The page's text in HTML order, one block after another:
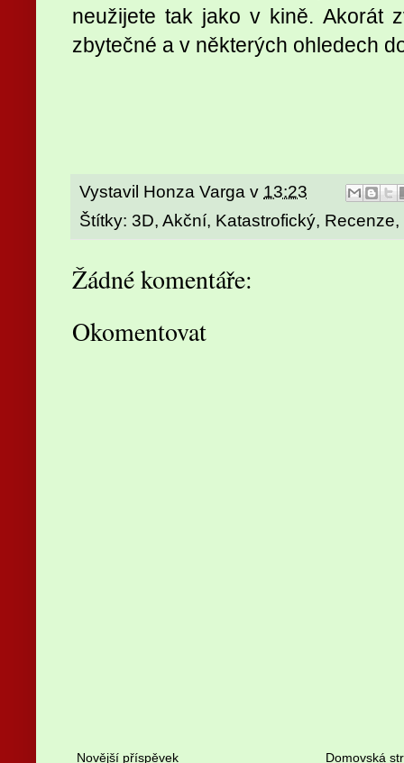
neužijete tak jako v kině. Akorát
zbytečné a v některých ohledech
Vystavil Honza Varga v 13:23
Štítky: 3D, Akční, Katastrofický, Recenze,
Žádné komentáře:
Okomentovat
Novější příspěvek Domovská